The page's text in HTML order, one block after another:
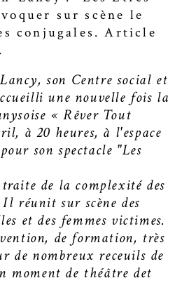
sur scène le
conjugales. Article
son Centre social et
une nouvelle fois la
« Rêver Tout
à 20 heures, à l'espace
son spectacle "Les
de la complexité des
réunit sur scène des
et des femmes victimes.
de formation, très
de nombreux receuils de
moment de théâtre det